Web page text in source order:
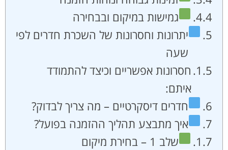
גמישות במיקום ובבחירה
יתרונות וחסרונות של השכרת חדרים לפי
שעה
חסרונות אפשריים וכיצד להתמודד
איתם:
חדרים דיסקרטיים – מה צריך לבדוק?
איך מתבצע תהליך ההזמנה בפועל?
שלב 1 – בחירת מיקום